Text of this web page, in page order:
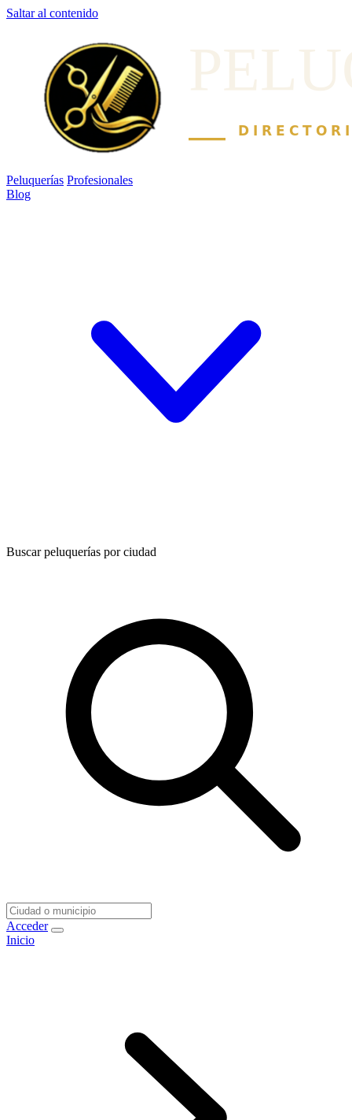
Saltar al contenido
Peluquerías Profesionales
Blog
Buscar peluquerías por ciudad
Acceder
Inicio